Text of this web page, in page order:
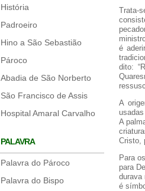
História
Padroeiro
Hino a São Sebastião
Pároco
Abadia de São Norberto
São Francisco de Assis
Hospital Amaral Carvalho
PALAVRA
Palavra do Pároco
Palavra do Bispo
Trata-
é
dito:
A
A
Cristo,
Para
para
durava
é